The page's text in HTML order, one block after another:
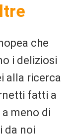
che
i deliziosi
alla ricerca
fatti a
meno di
da noi